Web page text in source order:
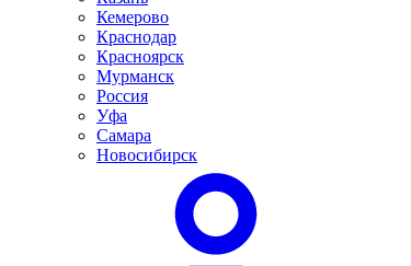
Кемерово
Краснодар
Красноярск
Мурманск
Россия
Уфа
Самара
Новосибирск